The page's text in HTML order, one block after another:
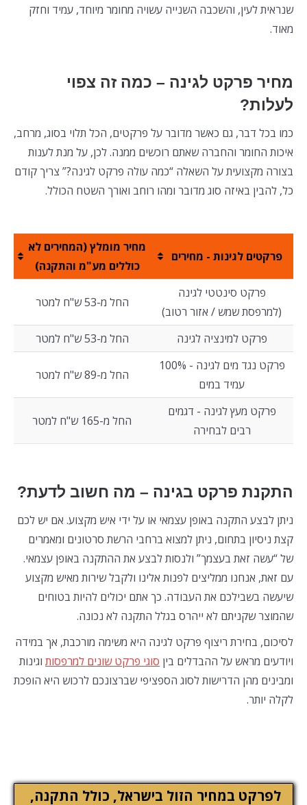
שנראית לעין, והשכבה השנייה עשויה מחומר מיוחד, עמיד וחזק
מאוד.
מחיר פרקט לגינה – כמה זה צפוי
לעלות?
כמו בכל דבר, גם כאשר מדובר על פרקטים, הכל תלוי בסוג, מרחב,
איכות החומר והחברה שאתם רוכשים ממנה. לכן, על מנת לענות
בצורה מקצועית על השאלה “כמה עולה פרקט לגינה?” צריך קודם
כל, להבין באיזה סוג מדובר ומהו רוחב ואורך השטח הכולל.
פרקטים לגינות - מחירים
מחיר מומלץ (המחירים לא
כוללים מע"מ והתקנה)
פרקט סינטטי לגינה
(למרפסת שמש / אזור רטוב)
החל מ-53 ש"ח למטר
פרקט למינציה לגינה
החל מ-53 ש"ח למטר
פרקט נגד מים לגינה - 100%
עמיד במים
החל מ-89 ש"ח למטר
פרקט מעץ לגינה - דגמים
רבים לבחירה
החל מ-165 ש"ח למטר
התקנת פרקט בגינה – מה חשוב לדעת?
ניתן לבצע התקנה באופן עצמאי או על ידי איש מקצוע. אם יש לכם
קצת ניסיון בתחום, ניתן למצוא ברחבי הרשת סרטונים ומאמרים
של “עשה זאת בעצמך” ולנסות לבצע את ההתקנה באופן עצמאי.
עם זאת, אנחנו ממליצים לפנות אלינו ולקבל שירות מאיש מקצוע
שיעשה בשבילכם את העבודה. כך אתם יכולים להיות בטוחים
שהמוצר שקניתם לא ייהרס בגלל התקנה לא נכונה.
לסיכום, בחירת ריצוף פרקט לגינה היא משימה מורכבת, אך במידה
ויודעים מראש על ההבדלים בין סוגי פרקט שונים למרפסות וגינות
ומבינים מהן הדרישות לסוג הספציפי שברצונכם לרכוש היא הופכת
לקלה יותר.
לפרקט במחיר הזול בישראל, כולל התקנה,